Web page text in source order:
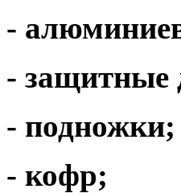
-
- защитные
- подножки;
- кофр;